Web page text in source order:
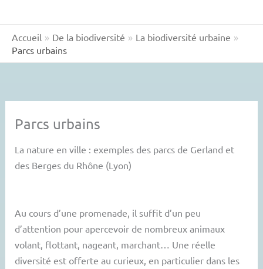
Accueil De la biodiversité
La biodiversité urbaine
Parcs urbains
Parcs urbains
La nature en ville : exemples des parcs de Gerland et
des Berges du Rhône (Lyon)
Au cours d’une promenade, il suffit d’un peu
d’attention pour apercevoir de nombreux animaux
volant, flottant, nageant, marchant… Une réelle
diversité est offerte au curieux, en particulier dans les